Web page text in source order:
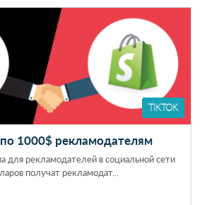
TIKTOK
1000$ рекламодателям
для рекламодателей в социальной сети
получат рекламодат...